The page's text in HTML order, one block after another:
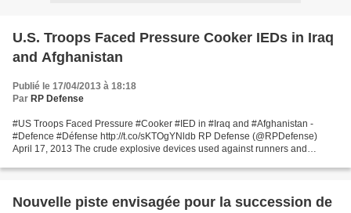
U.S. Troops Faced Pressure Cooker IEDs in Iraq
and Afghanistan
Publié le 17/04/2013 à 18:18
Par RP Defense
#US Troops Faced Pressure #Cooker #IED in #Iraq and #Afghanistan -
#Defence #Défense http://t.co/sKTOgYNldb RP Defense (@RPDefense)
April 17, 2013 The crude explosive devices used against runners and
Nouvelle piste envisagée pour la succession de